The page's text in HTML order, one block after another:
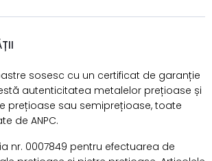
sosesc cu un certificat de garanție
autenticitatea metalelor prețioase și
prețioase sau semiprețioase, toate
de ANPC.
nr. 0007849 pentru efectuarea de